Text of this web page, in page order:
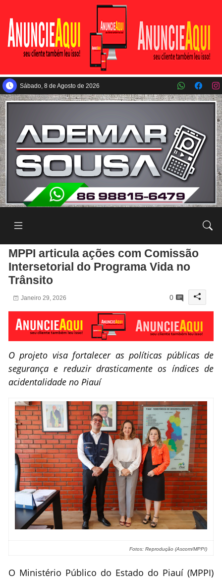
Pular para o conteúdo principal
Sábado, 8 de Agosto de 2026
MPPI articula ações com Comissão
Intersetorial do Programa Vida no
Trânsito
Janeiro 29, 2026 0
O projeto visa fortalecer as políticas públicas de
segurança e reduzir drasticamente os índices de
acidentalidade no Piauí
Fotos: Reprodução (Ascom/MPPI)
O Ministério Público do Estado do Piauí (MPPI)